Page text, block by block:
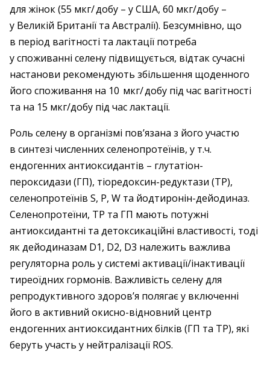
для жінок (55 мкг/ добу – ​у США, 60 мкг/добу – ​
у Великій Британії та Австралії). Безсумнівно, що
в період вагітності та лактації потреба
у споживанні селену підвищується, відтак сучасні
настанови рекомендують збільшення щоденного
його споживання на 10 мкг/ добу під час вагітності
та на 15 мкг/добу під час лактації.
Роль селену в організмі пов’язана з його участю
в синтезі численних селенопротеїнів, у т.ч.
ендогенних антиоксидантів – ​глутатіон-
пероксидази (ГП), тіоредоксин-редуктази (ТР),
селенопротеїнів S, P, W та йодтиронін-дейодиназ.
Селенопротеїни, ТР та ГП мають потужні
антиоксидантні та детоксикаційні властивості, тоді
як дейодиназам D1, D2, D3 належить важлива
регуляторна роль у системі активації/інактивації
тиреоїдних гормонів. Важливість селену для
репродуктивного здоров’я полягає у включенні
його в активний окисно-відновний центр
ендогенних антиоксидантних білків (ГП та ТР), які
беруть участь у нейтралізації ROS.